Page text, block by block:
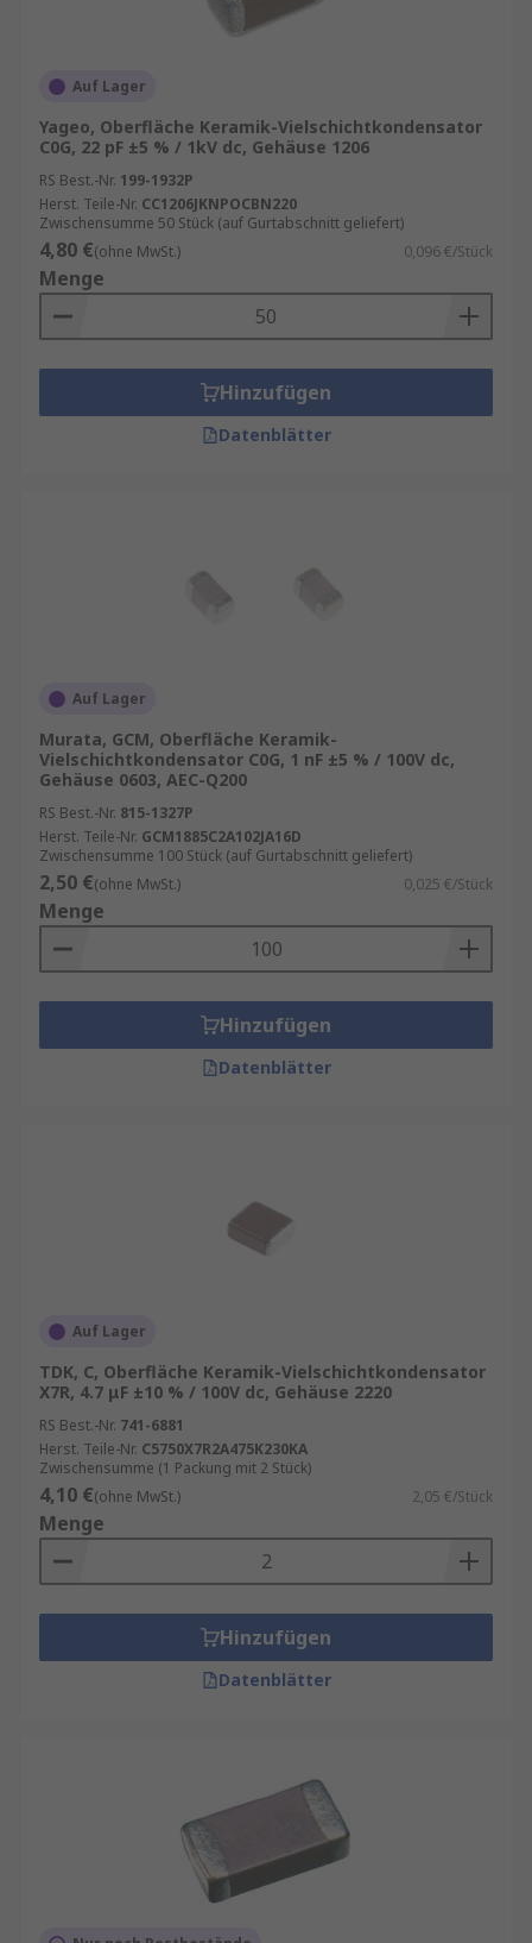
Auf Lager
Yageo, Oberfläche Keramik-Vielschichtkondensator
C0G, 22 pF ±5 % / 1kV dc, Gehäuse 1206
RS Best.-Nr. 199-1932P
Herst. Teile-Nr. CC1206JKNPOCBN220
Zwischensumme 50 Stück (auf Gurtabschnitt geliefert)
4,80 €(ohne MwSt.) 0,096 €/Stück
Menge
Hinzufügen
Datenblätter
Auf Lager
Murata, GCM, Oberfläche Keramik-
Vielschichtkondensator C0G, 1 nF ±5 % / 100V dc,
Gehäuse 0603, AEC-Q200
RS Best.-Nr. 815-1327P
Herst. Teile-Nr. GCM1885C2A102JA16D
Zwischensumme 100 Stück (auf Gurtabschnitt geliefert)
2,50 €(ohne MwSt.) 0,025 €/Stück
Menge
Hinzufügen
Datenblätter
Auf Lager
TDK, C, Oberfläche Keramik-Vielschichtkondensator
X7R, 4.7 μF ±10 % / 100V dc, Gehäuse 2220
RS Best.-Nr. 741-6881
Herst. Teile-Nr. C5750X7R2A475K230KA
Zwischensumme (1 Packung mit 2 Stück)
4,10 €(ohne MwSt.) 2,05 €/Stück
Menge
Hinzufügen
Datenblätter